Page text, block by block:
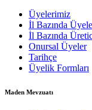
Üyelerimiz
İl Bazında
İl Bazında
Onursal Üyeler
Tarihçe
Üyelik Formları
Maden Mevzuatı